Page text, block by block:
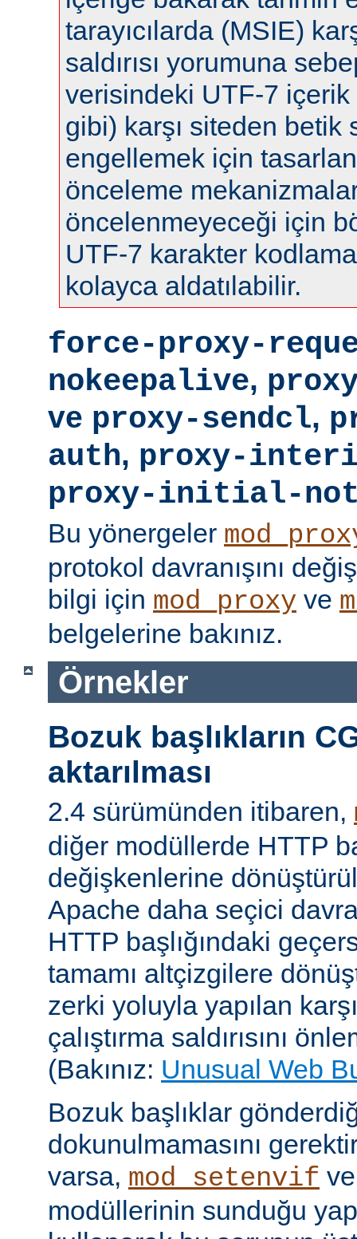
tarayıcılarda (MSIE)
saldırısı yorumuna
verisindeki UTF-7
gibi) karşı siteden betik
engellemek için
önceleme
öncelenmeyeceği için
UTF-7 karakter
kolayca aldatılabilir.
force-proxy-
nokeepalive,
ve proxy-sendcl,
auth, proxy-
proxy-initial-
Bu yönergeler
protokol davranışını
bilgi için mod_proxy ve
belgelerine bakınız.
Örnekler
Bozuk başlıkların
aktarılması
2.4 sürümünden itibaren,
diğer modüllerde HTTP
değişkenlerine
Apache daha seçici
HTTP başlığındaki
tamamı altçizgilere
zerki yoluyla yapılan
çalıştırma saldırısını
(Bakınız: Unusual Web
Bozuk başlıklar
dokunulmamasını
varsa, mod_setenvif
modüllerinin sunduğu